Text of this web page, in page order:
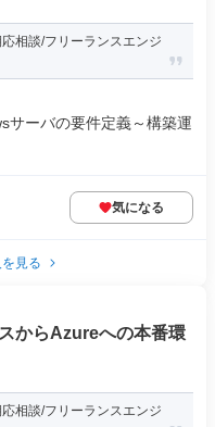
相談/フリーランスエンジ
サーバの要件定義～構築運
気になる
見る
からAzureへの本番環
相談/フリーランスエンジ